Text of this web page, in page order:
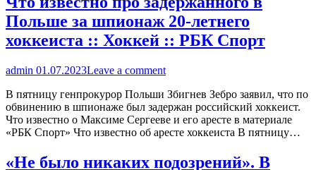
Польше за шпионаж 20-летнего
хоккеиста :: Хоккей :: РБК Спорт
admin 01.07.2023Leave a comment
В пятницу генпрокурор Польши Збигнев Зебро заявил, что по
обвинению в шпионаже был задержан российский хоккеист.
Что известно о Максиме Сергееве и его аресте в материале
«РБК Спорт» Что известно об аресте хоккеиста В пятницу…
«Не было никаких подозрений». В